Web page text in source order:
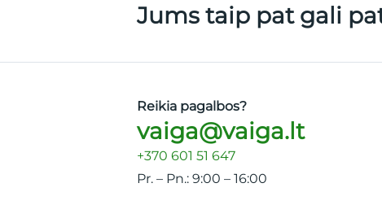
Jums taip pat gali
Reikia pagalbos?
vaiga@vaiga.lt
+370 601 51 647
Pr. – Pn.: 9:00 – 16:00